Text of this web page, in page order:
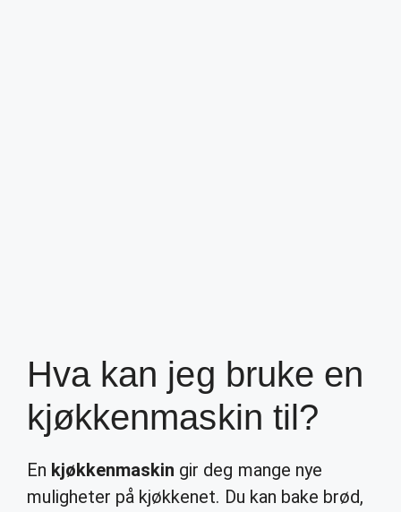
Hva kan jeg bruke en
kjøkkenmaskin til?
En kjøkkenmaskin gir deg mange nye
muligheter på kjøkkenet. Du kan bake brød,